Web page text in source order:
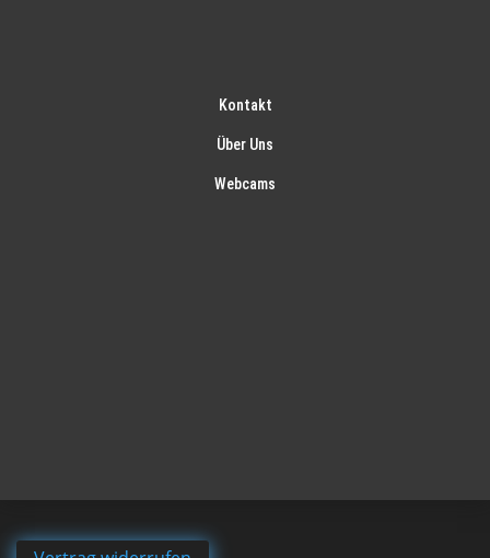
Kontakt
Über Uns
Webcams